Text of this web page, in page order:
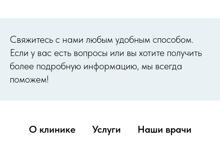
Cвяжитесь с нами любым удобным способом.
Если у вас есть вопросы или вы хотите получить
более подробную информацию, мы всегда
поможем!
О клинике Услуги
Наши врачи